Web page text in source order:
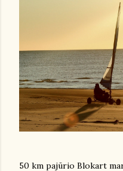
50 km pajūrio Blokart